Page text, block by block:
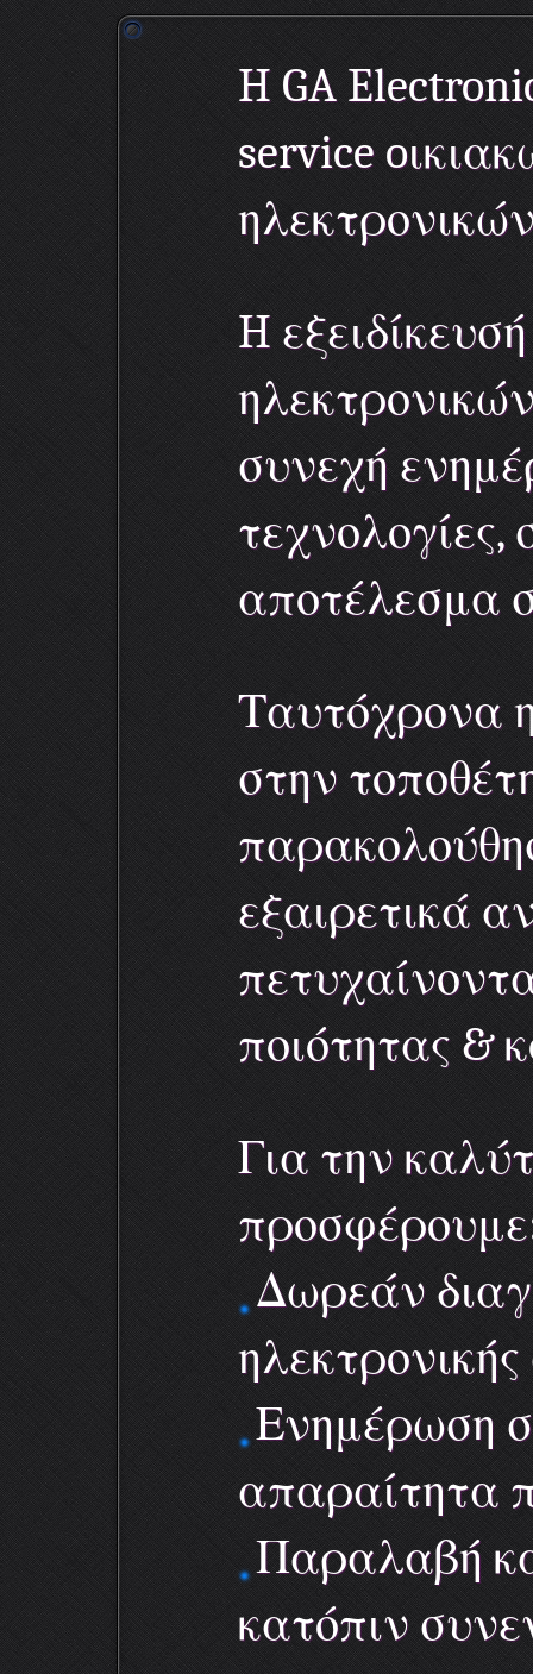
H GA
service
H
συνεχή
αποτέλεσμα
Ταυτόχρονα η
στην
εξαιρετικά
ποιότητας &
Για την
Δωρεάν
Ενημέρωση
απαραίτητα
Παραλαβή
κατόπιν